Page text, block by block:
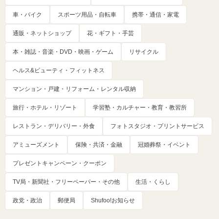
車・バイク スポーツ用品・自転車 携帯・通信・家電
通販・ネットショップ 花・ギフト・手芸
本・雑誌・音楽・DVD・映画・ゲーム リサイクル
ヘルス&ビューティ・フィットネス
マンション・戸建・リフォーム・レンタル収納
旅行・ホテル・リゾート 学習塾・カルチャー・教育・教習所
レストラン・デリバリー・外食 フォトスタジオ・プリントサービス
アミューズメント 保険・共済・金融 冠婚葬祭・イベント
プレゼントキャンペーン・クーポン
TV局・新聞社・フリーペーパー・その他 生活・くらし
政党・政治 郵便局 Shufoo!お知らせ